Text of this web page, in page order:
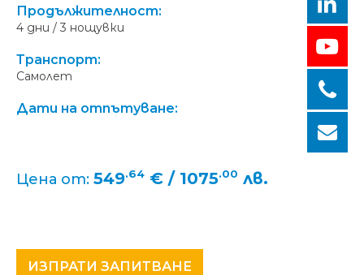
Продължителност:
4 дни / 3 нощувки
Транспорт:
Самолет
Дати на отпътуване:
Цена от: 549.64 € / 1075.00 лв.
ИЗПРАТИ ЗАПИТВАНЕ